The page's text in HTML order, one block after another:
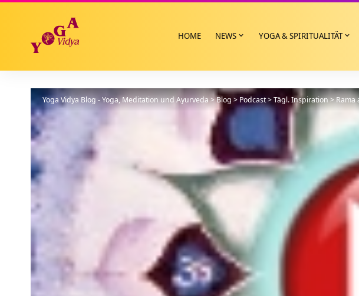
HOME NEWS YOGA & SPIRITUALITÄT
Yoga Vidya Blog - Yoga, Meditation und Ayurveda>Blog > Podcast>Tägl. Inspiration>Rama